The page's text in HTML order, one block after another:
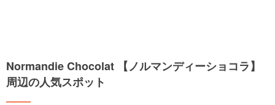
Normandie Chocolat 【ノルマンディーショコラ】
周辺の人気スポット